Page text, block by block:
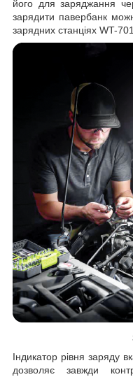
його для заряджання
зарядити павербанк
зарядних станціях WT-
Індикатор рівня заряду
дозволяє завжди